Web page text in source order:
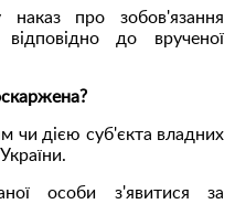
про зобов'язання
до врученої
чи дією суб'єкта владних
особи з'явитися за